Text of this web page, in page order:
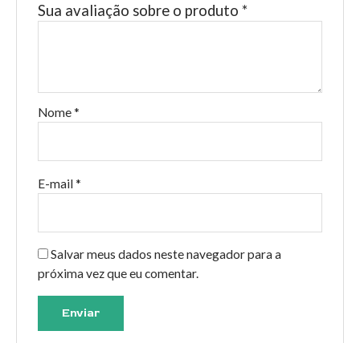
Sua avaliação sobre o produto *
Nome *
E-mail *
Salvar meus dados neste navegador para a
próxima vez que eu comentar.